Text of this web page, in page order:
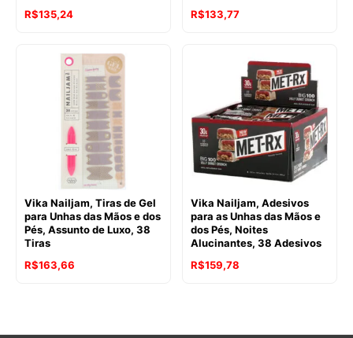
R$135,24
R$133,77
Vika Nailjam, Tiras de Gel
para Unhas das Mãos e dos
Pés, Assunto de Luxo, 38
Tiras
R$163,66
Vika Nailjam, Adesivos
para as Unhas das Mãos e
dos Pés, Noites
Alucinantes, 38 Adesivos
R$159,78